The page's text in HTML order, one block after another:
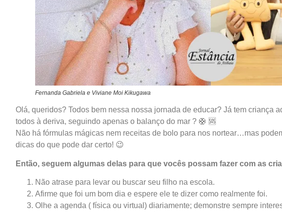
Fernanda Gabriela e Viviane Moi Kikugawa
Olá, queridos? Todos bem nessa nossa jornada de educar? Já tem criança
todos à deriva, seguindo apenas o balanço do mar ? 🛟 🆘️
Não há fórmulas mágicas nem receitas de bolo para nos nortear…mas
dicas do que pode dar certo! 😉
Então, seguem algumas delas para que vocês possam fazer com as
Não atrase para levar ou buscar seu filho na escola.
Afirme que foi um bom dia e espere ele te dizer como realmente foi.
Olhe a agenda ( física ou virtual) diariamente; demonstre sempre